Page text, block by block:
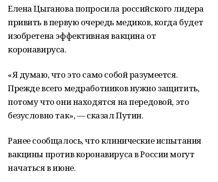
Елена Цыганова попросила российского лидера
привить в первую очередь медиков, когда будет
изобретена эффективная вакцина от
коронавируса.
«Я думаю, что это само собой разумеется.
Прежде всего медработников нужно защитить,
потому что они находятся на передовой, это
безусловно так», — сказал Путин.
Ранее сообщалось, что клинические испытания
вакцины против коронавируса в России могут
начаться в июне.